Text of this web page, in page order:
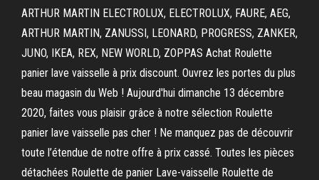
ARTHUR MARTIN ELECTROLUX, ELECTROLUX, FAURE, AEG,
ARTHUR MARTIN, ZANUSSI, LEONARD, PROGRESS, ZANKER,
JUNO, IKEA, REX, NEW WORLD, ZOPPAS Achat Roulette
panier lave vaisselle à prix discount. Ouvrez les portes du plus
beau magasin du Web ! Aujourd'hui dimanche 13 décembre
2020, faites vous plaisir grâce à notre sélection Roulette
panier lave vaisselle pas cher ! Ne manquez pas de découvrir
toute l’étendue de notre offre à prix cassé. Toutes les pièces
détachées Roulette de panier Lave-vaisselle Roulette de